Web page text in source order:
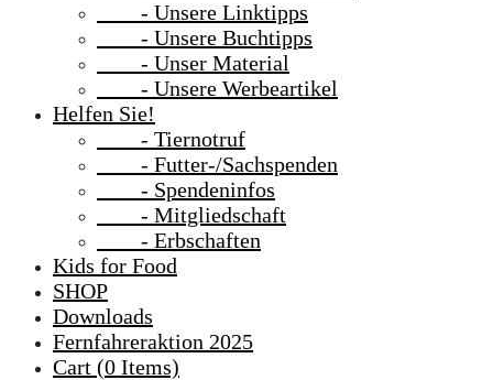
- Unsere Linktipps
- Unsere Buchtipps
- Unser Material
- Unsere Werbeartikel
Helfen Sie!
- Tiernotruf
- Futter-/Sachspenden
- Spendeninfos
- Mitgliedschaft
- Erbschaften
Kids for Food
SHOP
Downloads
Fernfahreraktion 2025
Cart (0 Items)